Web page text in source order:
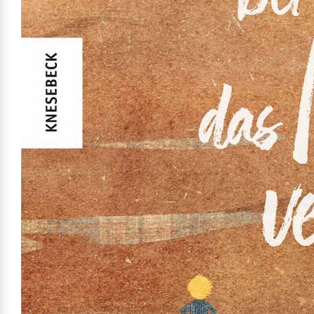
Mehr erfahren
Versicherung